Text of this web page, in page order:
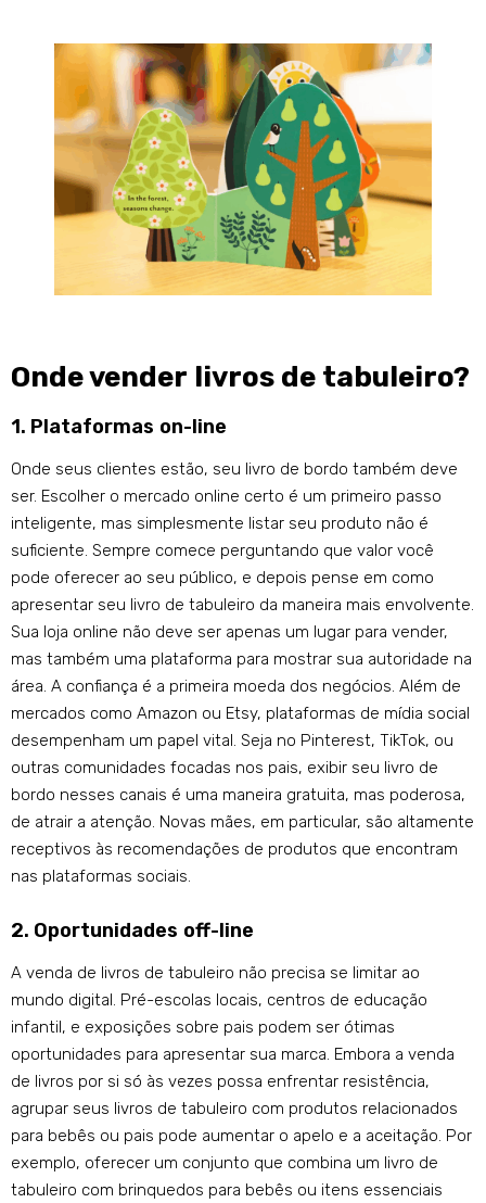
Onde vender livros de tabuleiro?
1. Plataformas on-line
Onde seus clientes estão, seu livro de bordo também deve
ser. Escolher o mercado online certo é um primeiro passo
inteligente, mas simplesmente listar seu produto não é
suficiente. Sempre comece perguntando que valor você
pode oferecer ao seu público, e depois pense em como
apresentar seu livro de tabuleiro da maneira mais envolvente.
Sua loja online não deve ser apenas um lugar para vender,
mas também uma plataforma para mostrar sua autoridade na
área. A confiança é a primeira moeda dos negócios. Além de
mercados como Amazon ou Etsy, plataformas de mídia social
desempenham um papel vital. Seja no Pinterest, TikTok, ou
outras comunidades focadas nos pais, exibir seu livro de
bordo nesses canais é uma maneira gratuita, mas poderosa,
de atrair a atenção. Novas mães, em particular, são altamente
receptivos às recomendações de produtos que encontram
nas plataformas sociais.
2. Oportunidades off-line
A venda de livros de tabuleiro não precisa se limitar ao
mundo digital. Pré-escolas locais, centros de educação
infantil, e exposições sobre pais podem ser ótimas
oportunidades para apresentar sua marca. Embora a venda
de livros por si só às vezes possa enfrentar resistência,
agrupar seus livros de tabuleiro com produtos relacionados
para bebês ou pais pode aumentar o apelo e a aceitação. Por
exemplo, oferecer um conjunto que combina um livro de
tabuleiro com brinquedos para bebês ou itens essenciais